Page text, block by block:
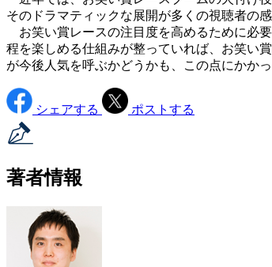
そのドラマティックな展開が多くの視聴者の
お笑い賞レースの注目度を高めるために必
程を楽しめる仕組みが整っていれば、お笑い
が今後人気を呼ぶかどうかも、この点にかかっ
シェアする ポストする
著者情報